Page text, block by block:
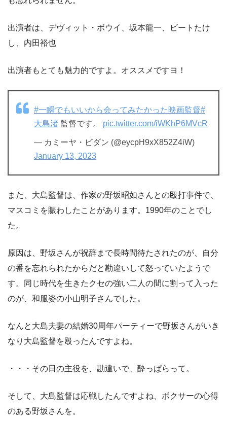
出演者は、デヴィット・ボウイ、坂本龍一、ビートたけ
し、内田裕也
出演者もとても魅力的ですよ。オススメですヨ！
#一瞬でもいいから会ってみたかった映画監督#
大島渚 監督です。 pic.twitter.com/iWKhP6MVcR
— カミーヤ・ビダン (@eycpH9xX852Z4iW)
January 13, 2023
また、大島監督は、作家の野坂昭如さんとの殴打事件で、
マスコミを賑わしたことがあります。1990年のことでし
た。
原因は、野坂さんが祝辞まで長時間待たされたのが、自分
の番を忘れられたからだと勘違いして怒っていたようで
す。同じ時代を生きたクセの強い二人の間に割って入った
のが、和服姿の小山明子さんでした。
なんと大島夫妻の結婚30周年パーティーで野坂さんがいき
なり大島監督を殴ったんですよね。
・・・その日の主役を、勘違いで、酔っぱらって。
そして、大島監督は応戦したんですよね、ボクサーの心得
のある野坂さんを。